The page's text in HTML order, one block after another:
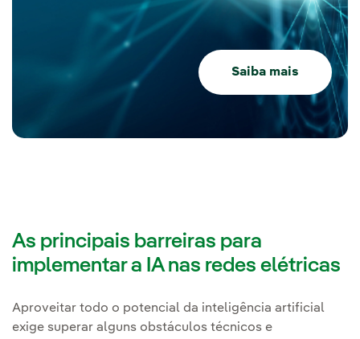
Saiba mais
As principais barreiras para
implementar a IA nas redes elétricas
Aproveitar todo o potencial da inteligência artificial
exige superar alguns obstáculos técnicos e